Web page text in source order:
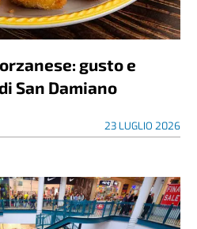
gusto e
San Damiano
23 LUGLIO 2026